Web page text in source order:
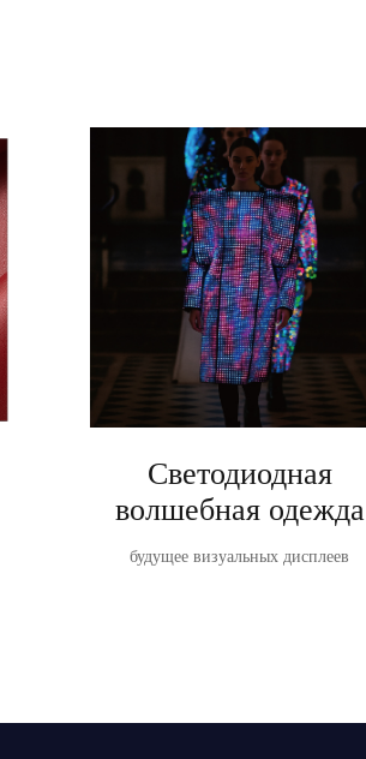
Светодиодная
волшебная одежда
будущее визуальных дисплеев